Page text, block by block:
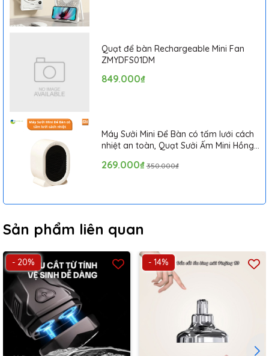
Mặt sau củamáy cạo râu 3 lưỡi
bạn có thể dễ dàng cắt tỉa những sợi râu ngắn, mỏng
hoặc tạo kiểu lông mày linh hoạt hơn.
Công suất mạnh mẽ, cạo sạch hơn
Quạt để bàn Rechargeable Mini Fan
ZMYDFS01DM
849.000₫
Máy Sưởi Mini Để Bàn có tấm lưới cách
nhiệt an toàn, Quạt Sưởi Ấm Mini Hồng
269.000₫ 350.000₫
Sản phẩm liên quan
- 20% - 14%